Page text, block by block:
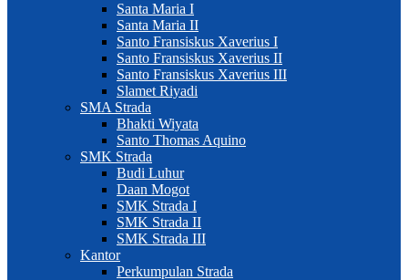
Santa Maria I
Santa Maria II
Santo Fransiskus Xaverius I
Santo Fransiskus Xaverius II
Santo Fransiskus Xaverius III
Slamet Riyadi
SMA Strada
Bhakti Wiyata
Santo Thomas Aquino
SMK Strada
Budi Luhur
Daan Mogot
SMK Strada I
SMK Strada II
SMK Strada III
Kantor
Perkumpulan Strada